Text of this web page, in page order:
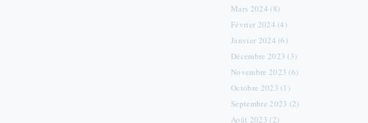
Mars 2024 (8)
Février 2024 (4)
Janvier 2024 (6)
Décembre 2023 (3)
Novembre 2023 (6)
Octobre 2023 (1)
Septembre 2023 (2)
Août 2023 (2)